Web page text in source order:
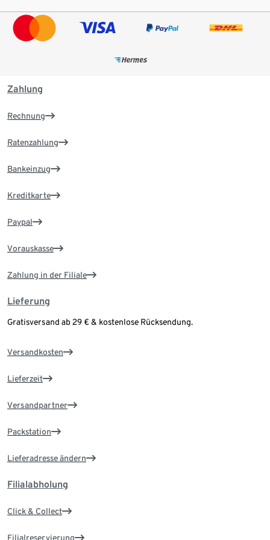
Zahlung
Rechnung
Ratenzahlung
Bankeinzug
Kreditkarte
Paypal
Vorauskasse
Zahlung in der Filiale
Lieferung
Gratisversand ab 29 € & kostenlose Rücksendung.
Versandkosten
Lieferzeit
Versandpartner
Packstation
Lieferadresse ändern
Filialabholung
Click & Collect
Filialreservierung